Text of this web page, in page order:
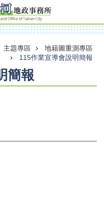
主題專區
地籍圖重測專區
115作業宣導會說明簡報
簡報